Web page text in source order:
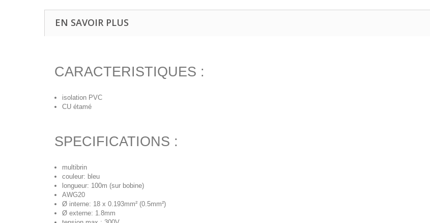
EN SAVOIR PLUS
CARACTERISTIQUES :
isolation PVC
CU étamé
SPECIFICATIONS :
multibrin
couleur: bleu
longueur: 100m (sur bobine)
AWG20
Ø interne: 18 x 0.193mm² (0.5mm²)
Ø externe: 1.8mm